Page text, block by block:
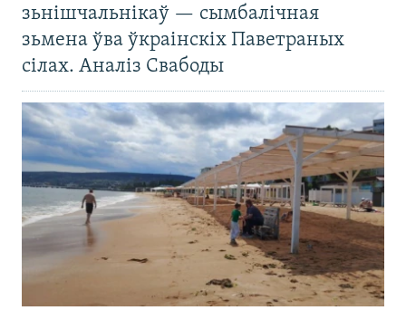
зьнішчальнікаў — сымбалічная
зьмена ўва ўкраінскіх Паветраных
сілах. Аналіз Свабоды